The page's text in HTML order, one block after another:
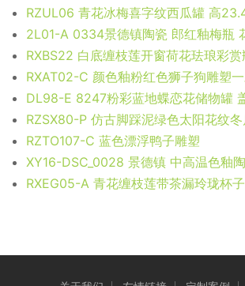
RZTO107-C 蓝色漂浮鸭子雕塑
RXEG05-A 青花缠枝莲带茶漏玲珑杯子